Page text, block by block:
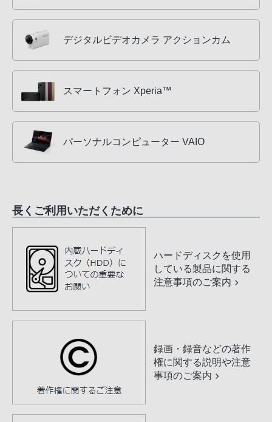
デジタルビデオカメラ アクションカム
スマートフォン Xperia™
パーソナルコンピューター VAIO
長くご利用いただくために
ハードディスクを使用
している製品に関する
注意事項のご案内
録画・録音などの著作
権に関する説明や注意
事項のご案内